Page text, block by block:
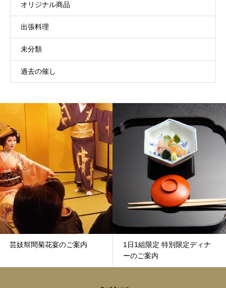
オリジナル商品
出張料理
未分類
過去の催し
幇間菊花宴のご案内
1日1組限定 特別限定ディナ
ーのご案内